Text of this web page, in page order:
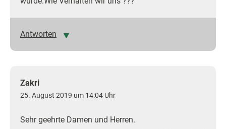
Antworten
Zakri
25. August 2019 um 14:04 Uhr
Sehr geehrte Damen und Herren.